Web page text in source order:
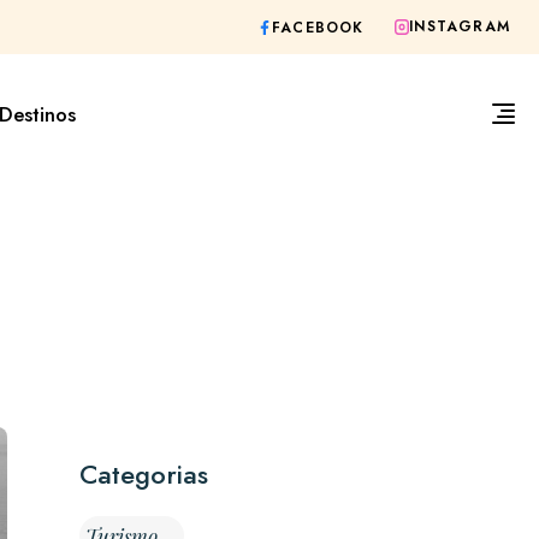
FACEBOOK INSTAGRAM
Destinos
Categorias